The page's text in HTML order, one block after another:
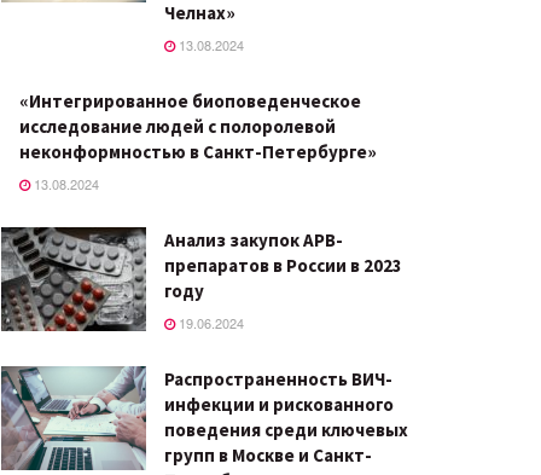
Челнах»
13.08.2024
«Интегрированное биоповеденческое
исследование людей с полоролевой
неконформностью в Санкт-Петербурге»
13.08.2024
Анализ закупок АРВ-
препаратов в России в 2023
году
19.06.2024
Распространенность ВИЧ-
инфекции и рискованного
поведения среди ключевых
групп в Москве и Санкт-